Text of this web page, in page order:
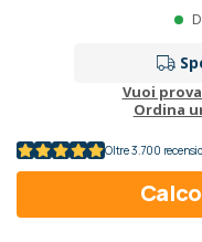
Vuoi
Ordina
Oltre 3.700